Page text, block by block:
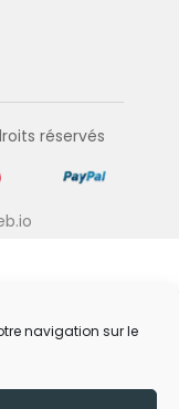
navigation sur le
réservés